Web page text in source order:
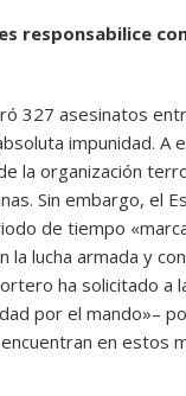
responsabilice
327 asesinatos
impunidad. A
la organización
Sin embargo, el
de tiempo
la lucha armada y
ha solicitado a
por el mando»–
en estos